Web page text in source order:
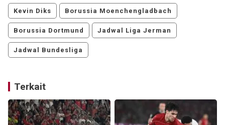
Kevin Diks Borussia Moenchengladbach
Borussia Dortmund Jadwal Liga Jerman
Jadwal Bundesliga
Terkait